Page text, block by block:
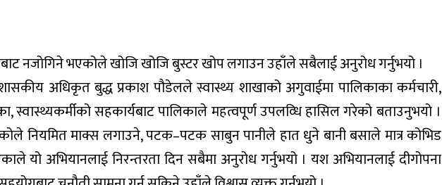
नजोगिने भएकोले खोजि खोजि बुस्टर खोप लगाउन उहाँले सबैलाई अनुरोध गर्नुभयो ।
अधिकृत बुद्ध प्रकाश पौडेलले स्वास्थ्य शाखाको अगुवाईमा पालिकाका कर्मचारी,
स्वास्थ्यकर्मीको सहकार्यबाट पालिकाले महत्वपूर्ण उपलव्धि हासिल गरेको बताउनुभयो ।
नियमित माक्स लगाउने, पटक–पटक साबुन पानीले हात धुने बानी बसाले मात्र कोभिड
यो अभियानलाई निरन्तरता दिन सबैमा अनुरोध गर्नुभयो । यश अभियानलाई दीगोपना